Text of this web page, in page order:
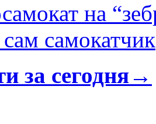
на
самокатчик
за сегодня→